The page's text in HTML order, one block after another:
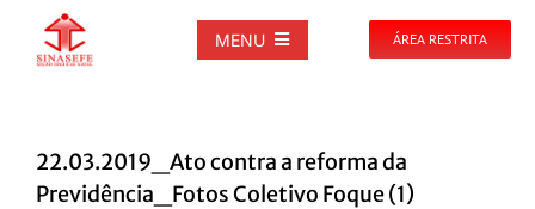
MENU
NOTÍCIAS
ÁREA RESTRITA
22.03.2019_Ato contra a reforma da
Previdência_Fotos Coletivo Foque (1)